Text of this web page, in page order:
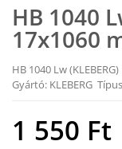
HB 1040
17x1060
HB 1040 Lw
Gyártó: KLEBERG
1 550 Ft